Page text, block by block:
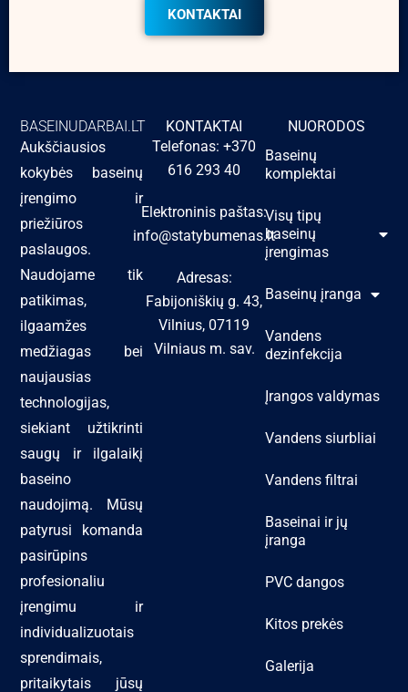
KONTAKTAI
BASEINUDARBAI.LT
Aukščiausios
kokybės baseinų
įrengimo ir
priežiūros
paslaugos.
Naudojame tik
patikimas,
ilgaamžes
medžiagas bei
naujausias
technologijas,
siekiant užtikrinti
saugų ir ilgalaikį
baseino
naudojimą. Mūsų
patyrusi komanda
pasirūpins
profesionaliu
įrengimu ir
individualizuotais
sprendimais,
pritaikytais jūsų
KONTAKTAI
Telefonas: +370
616 293 40
Elektroninis paštas:
info@statybumenas.lt
Adresas:
Fabijoniškių g. 43,
Vilnius, 07119
Vilniaus m. sav.
NUORODOS
Baseinų
komplektai
Visų tipų
baseinų
įrengimas
Baseinų įranga
Vandens
dezinfekcija
Įrangos valdymas
Vandens siurbliai
Vandens filtrai
Baseinai ir jų
įranga
PVC dangos
Kitos prekės
Galerija